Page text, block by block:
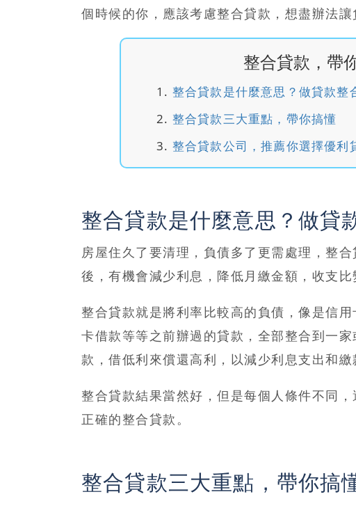
個時候的你，應該考慮整合貸款 ，想盡辦法
整合貸款，帶
整合貸款是什麼意思？做貸款整
整合貸款三大重點，帶你搞懂
整合貸款公司，推薦你選擇優利
整合貸款是什麼意思？做貸
房屋住久了要清理，負債多了更需處理， 整合
後，有機會減少利息，降低月繳金額，收支比
整合貸款就是將利率比較高的負債，像是信
卡借款等等之前辦過的貸款，全部整合到一家
款 ，借低利來償還高利，以減少利息支出和繳
整合貸款結果當然好，但是每個人條件不同
正確的整合貸款。
整合貸款三大重點，帶你搞